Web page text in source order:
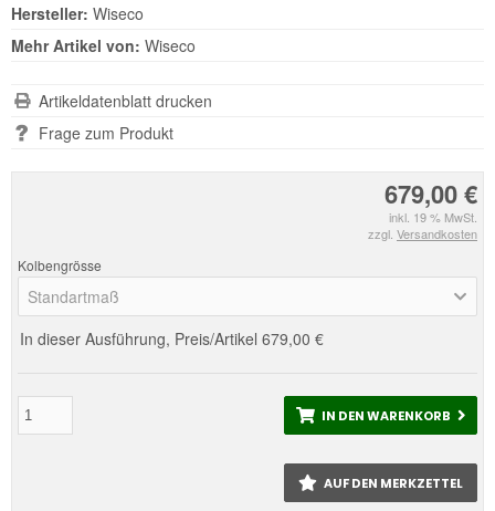
679,00 €
inkl. 19 % MwSt.
zzgl. Versandkosten
Kolbengrösse
Standartmaß
In dieser Ausführung, Preis/Artikel 679,00 €
IN DEN WARENKORB
AUF DEN MERKZETTEL
Hersteller: Wiseco
Mehr Artikel von: Wiseco
Artikeldatenblatt drucken
Frage zum Produkt